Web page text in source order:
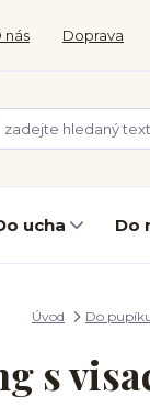
nás Doprava
ucha Do
Úvod Do
s